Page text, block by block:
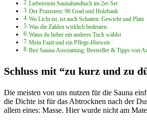
Liebenstein Saunahandtuch im 2er-Set
Der Praxistest: 90 Grad und Holzbank
Wo Licht ist, ist auch Schatten: Gewicht und Platz
Was die Zahlen wirklich bedeuten
Wann du lieber ein anderes Tuch wählst
Mein Fazit und ein Pflege-Hinweis
Ihre Sauna-Ausstattung: Bestseller & Tipps von
Schluss mit “zu kurz und zu
Die meisten von uns nutzen für die Sauna
die Dichte ist für das Abtrocknen nach der
allem eines: Masse. Hier wurde nicht am